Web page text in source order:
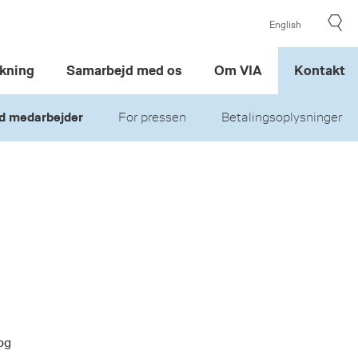
English
Samarbejd med os Om VIA Kontakt
medarbejder For pressen Betalingsoplysninger